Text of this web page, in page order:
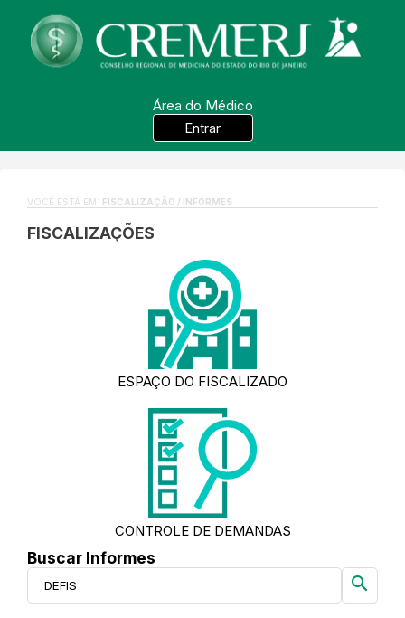
Área do Médico
Entrar
VOCÊ ESTÁ EM: FISCALIZAÇÃO / INFORMES
FISCALIZAÇÕES
ESPAÇO DO FISCALIZADO
CONTROLE DE DEMANDAS
Buscar Informes
search